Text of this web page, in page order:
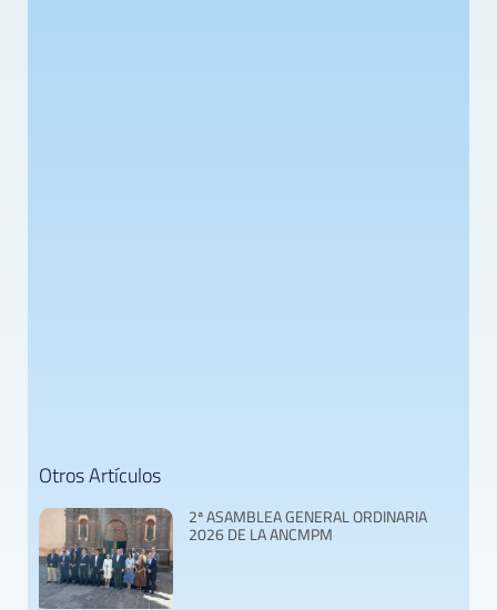
Otros Artículos
2ª ASAMBLEA GENERAL ORDINARIA
2026 DE LA ANCMPM